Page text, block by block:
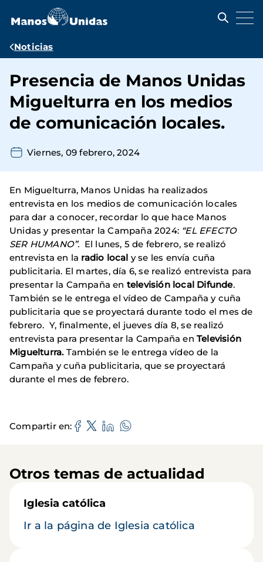
contenido
Ruta
navegación
Noticias
Presencia de Manos Unidas
Miguelturra en los medios
de comunicación locales.
Viernes, 09 febrero, 2024
En Miguelturra, Manos Unidas ha realizados
entrevista en los medios de comunicación locales
para dar a conocer, recordar lo que hace Manos
Unidas y presentar la Campaña 2024: “EL EFECTO
SER HUMANO”. El lunes, 5 de febrero, se realizó
entrevista en la radio local y se les envía cuña
publicitaria. El martes, día 6, se realizó entrevista para
presentar la Campaña en televisión local Difunde.
También se le entrega el vídeo de Campaña y cuña
publicitaria que se proyectará durante todo el mes de
febrero. Y, finalmente, el jueves día 8, se realizó
entrevista para presentar la Campaña enTelevisión
Miguelturra.También se le entrega vídeo de la
Campaña y cuña publicitaria, que se proyectará
durante el mes de febrero.
Compartir en
Otros temas de actualidad
Iglesia católica
Ir a la página de Iglesia católica